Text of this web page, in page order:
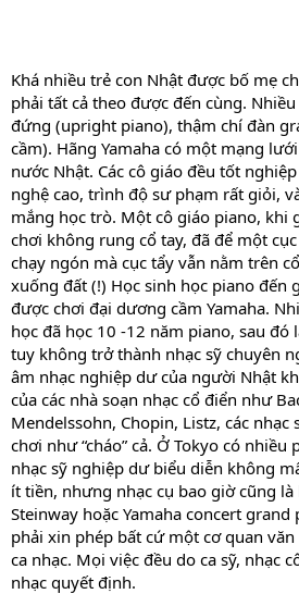
Khá nhiều trẻ con Nhật được bố mẹ
phải tất cả theo được đến cùng.
đứng (upright piano), thậm chí đàn
cầm). Hãng Yamaha có một mạng
nước Nhật. Các cô giáo đều tốt
nghệ cao, trình độ sư phạm rất giỏi,
mắng học trò. Một cô giáo piano, khi
chơi không rung cổ tay, đã để một
chạy ngón mà cục tẩy vẫn nằm trên
xuống đất (!) Học sinh học piano đến
được chơi đại dương cầm Yamaha.
học đã học 10 -12 năm piano, sau đó
tuy không trở thành nhạc sỹ chuyên
âm nhạc nghiệp dư của người Nhật
của các nhà soạn nhạc cổ điển như
Mendelssohn, Chopin, Listz, các
chơi như “cháo” cả. Ở Tokyo có nhiều
nhạc sỹ nghiệp dư biểu diễn không
ít tiền, nhưng nhạc cụ bao giờ cũng
Steinway hoặc Yamaha concert
phải xin phép bất cứ một cơ quan
ca nhạc. Mọi việc đều do ca sỹ, nhạc
nhạc quyết định.